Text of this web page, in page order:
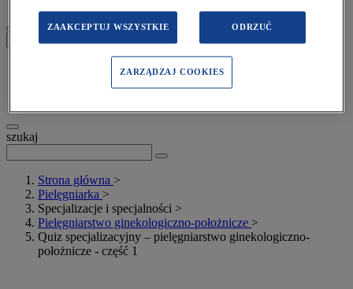
Moje konto
szukaj
Strona główna >
Pielęgniarka >
Specjalizacje i specjalności >
Pielęgniarstwo ginekologiczno-położnicze >
Quiz specjalizacyjny – pielęgniarstwo ginekologiczno-
położnicze - część 1
ZAAKCEPTUJ WSZYSTKIE ODRZUĆ
ZARZĄDZAJ COOKIES